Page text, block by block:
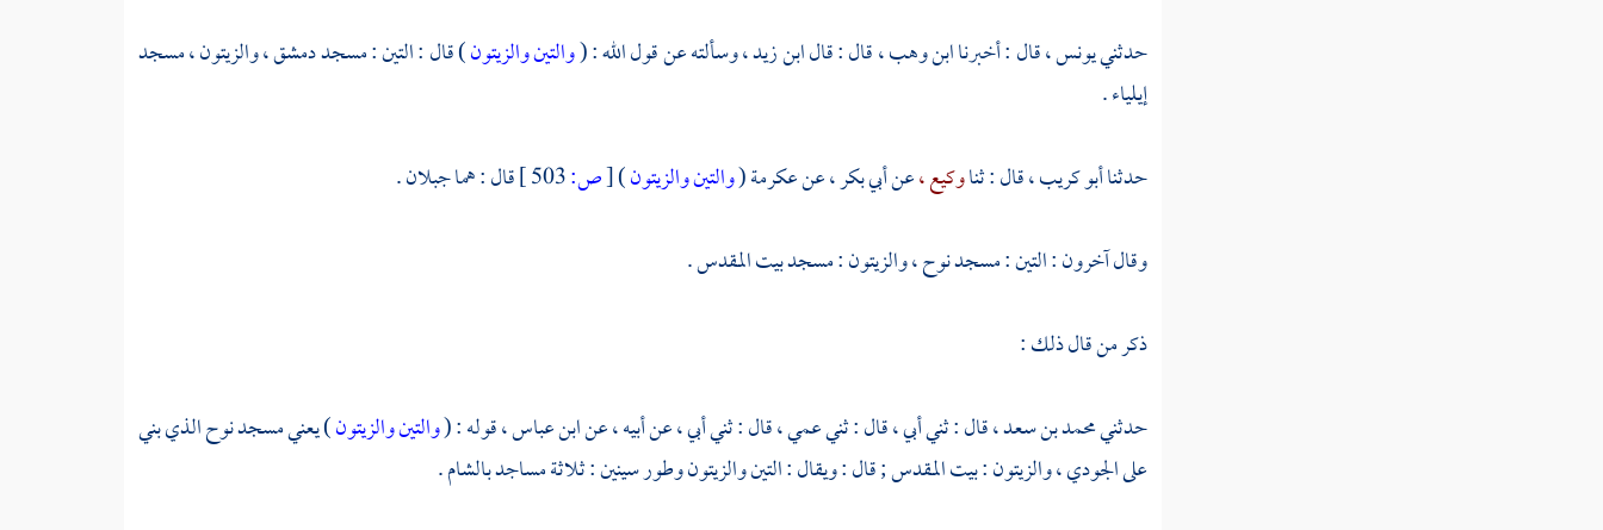
حدثنييونس ،قال : أخبرناابن وهب ،قال : قالابن زيد ،وسألته عن قول الله : (والتين والزيتون) قال : التين :مسجد دمشق ،والزيتون ،مسجد
إيلياء.
حدثناأبو كريب ،قال : ثناوكيع ،عنأبي بكر ،عنعكرمة(والتين والزيتون)
[ص:
قال : هما جبلان .
وقال آخرون : التين :مسجد نوح ،والزيتون :مسجد بيت المقدس.
ذكر من قال ذلك :
حدثنيمحمد بن سعد ،قال : ثني أبي ، قال : ثني عمي ، قال : ثني أبي ، عن أبيه ، عنابن عباس ،قوله : (والتين والزيتون) يعنيمسجد نوحالذي بني
علىالجودي ،والزيتون :بيت المقدس ;قال : ويقال : التين والزيتونوطور سينين: ثلاثة مساجدبالشام.